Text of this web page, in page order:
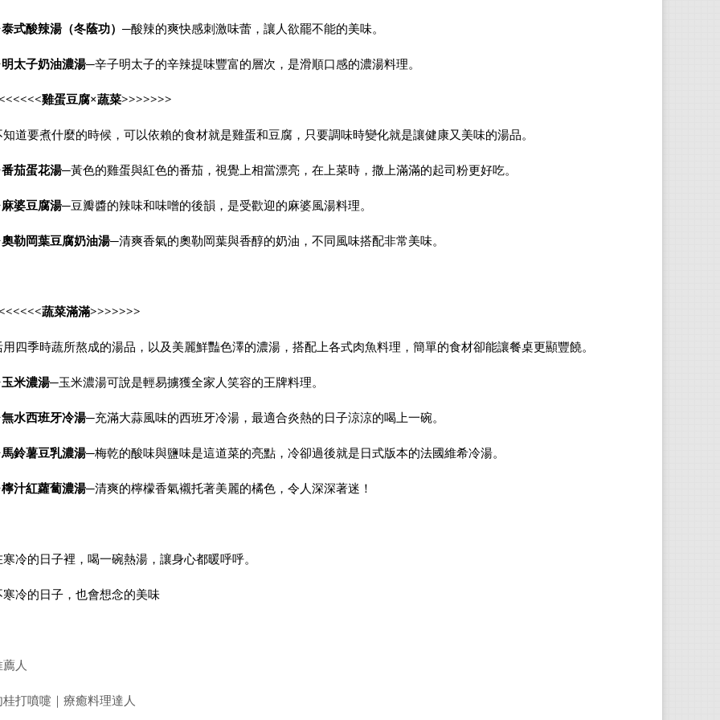
泰式酸辣湯（冬蔭功） ─酸辣的爽快感刺激味蕾，讓人欲罷不能的美味。
明太子奶油濃湯─辛子明太子的辛辣提味豐富的層次，是滑順口感的濃湯料理。
雞蛋豆腐×蔬菜>>>>>>>
知道要煮什麼的時候，可以依賴的食材就是雞蛋和豆腐，只要調味時變化就是讓健康又美味的湯品。
番茄蛋花湯─黃色的雞蛋與紅色的番茄，視覺上相當漂亮，在上菜時，撒上滿滿的起司粉更好吃。
麻婆豆腐湯─豆瓣醬的辣味和味噌的後韻，是受歡迎的麻婆風湯料理。
奧勒岡葉豆腐奶油湯─清爽香氣的奧勒岡葉與香醇的奶油，不同風味搭配非常美味。
蔬菜滿滿>>>>>>>
用四季時蔬所熬成的湯品，以及美麗鮮豔色澤的濃湯，搭配上各式肉魚料理，簡單的食材卻能讓餐桌更顯豐饒。
玉米濃湯─玉米濃湯可說是輕易擄獲全家人笑容的王牌料理。
無水西班牙冷湯─充滿大蒜風味的西班牙冷湯，最適合炎熱的日子涼涼的喝上一碗。
馬鈴薯豆乳濃湯─梅乾的酸味與鹽味是這道菜的亮點，冷卻過後就是日式版本的法國維希冷湯。
檸汁紅蘿蔔濃湯─清爽的檸檬香氣襯托著美麗的橘色，令人深深著迷！
寒冷的日子裡，喝一碗熱湯，讓身心都暖呼呼。
寒冷的日子，也會想念的美味
薦人
桂打噴嚏｜療癒料理達人